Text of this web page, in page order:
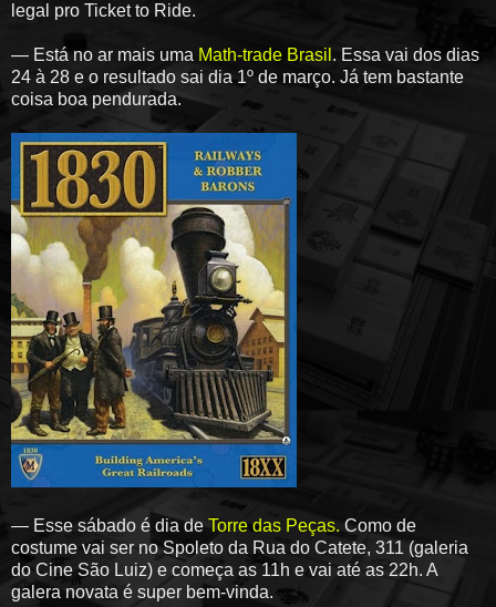
legal pro Ticket to Ride.
— Está no ar mais uma Math-trade Brasil . Essa vai dos dias
24 à 28 e o resultado sai dia 1º de março. Já tem bastante
coisa boa pendurada.
— Esse sábado é dia de Torre das Peças. Como de
costume vai ser no Spoleto da Rua do Catete, 311 (galeria
do Cine São Luiz) e começa as 11h e vai até as 22h. A
galera novata é super bem-vinda.